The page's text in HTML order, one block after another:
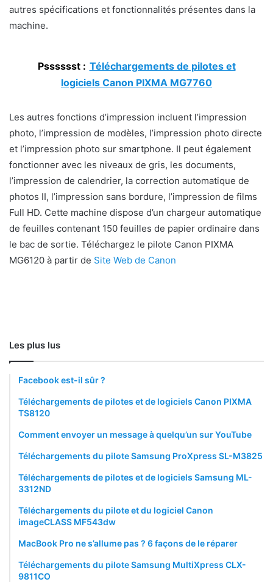
autres spécifications et fonctionnalités présentes dans la
machine.
Psssssst : Téléchargements de pilotes et
logiciels Canon PIXMA MG7760
Les autres fonctions d’impression incluent l’impression
photo, l’impression de modèles, l’impression photo directe
et l’impression photo sur smartphone. Il peut également
fonctionner avec les niveaux de gris, les documents,
l’impression de calendrier, la correction automatique de
photos II, l’impression sans bordure, l’impression de films
Full HD. Cette machine dispose d’un chargeur automatique
de feuilles contenant 150 feuilles de papier ordinaire dans
le bac de sortie. Téléchargez le pilote Canon PIXMA
MG6120 à partir de Site Web de Canon
Les plus lus
Facebook est-il sûr ?
Téléchargements de pilotes et de logiciels Canon PIXMA
TS8120
Comment envoyer un message à quelqu’un sur YouTube
Téléchargements du pilote Samsung ProXpress SL-M3825
Téléchargements de pilotes et de logiciels Samsung ML-
3312ND
Téléchargements du pilote et du logiciel Canon
imageCLASS MF543dw
MacBook Pro ne s’allume pas ? 6 façons de le réparer
Téléchargements du pilote Samsung MultiXpress CLX-
9811CO